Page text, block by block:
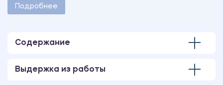
методическими указаниями учебного заведения.
Примерный перечень упражнений в раннем
Примерный перечень упражнений в позднем
Подробнее
Содержание
Выдержка из работы